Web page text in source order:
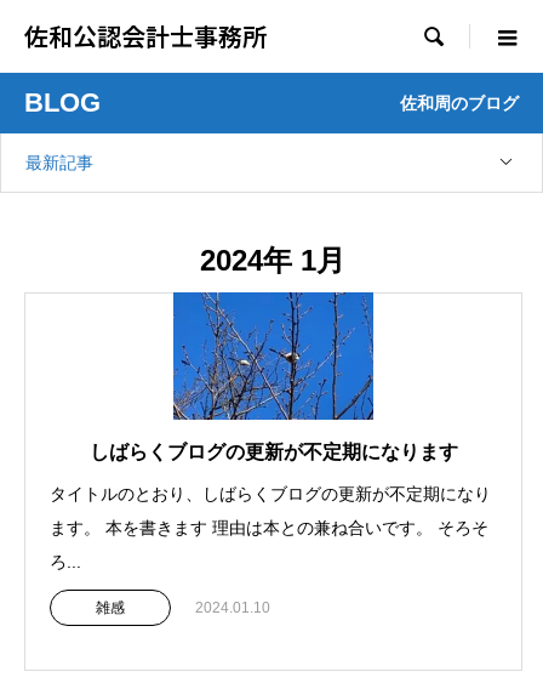
佐和公認会計士事務所 
BLOG 佐和周のブログ
最新記事
2024年 1月
しばらくブログの更新が不定期になります
タイトルのとおり、しばらくブログの更新が不定期になり
ます。 本を書きます 理由は本との兼ね合いです。 そろそ
ろ...
雑感 2024.01.10